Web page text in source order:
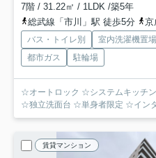
7階 / 31.22㎡ / 1LDK /築5年
総武線「市川」駅 徒歩5分
京
バス・トイレ別 室内洗濯機置場
都市ガス
駐輪場
☆オートロック ☆システムキッチ
☆独立洗面台 ☆単身者限定 ☆イン
賃貸マンション